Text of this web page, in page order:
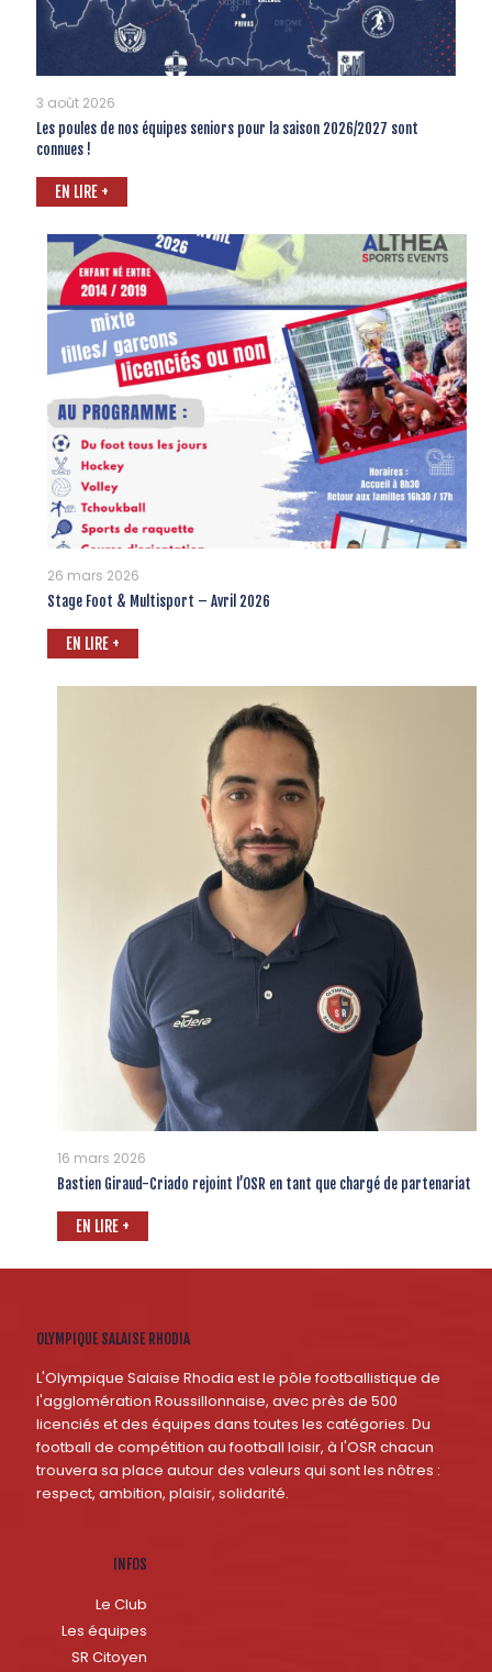
3 août 2026
Les poules de nos équipes seniors pour la saison 2026/2027 sont
connues !
EN LIRE +
26 mars 2026
Stage Foot & Multisport – Avril 2026
EN LIRE +
16 mars 2026
Bastien Giraud-Criado rejoint l’OSR en tant que chargé de partenariat
EN LIRE +
OLYMPIQUE SALAISE RHODIA
L'Olympique Salaise Rhodia est le pôle footballistique de
l'agglomération Roussillonnaise, avec près de 500
licenciés et des équipes dans toutes les catégories. Du
football de compétition au football loisir, à l'OSR chacun
trouvera sa place autour des valeurs qui sont les nôtres :
respect, ambition, plaisir, solidarité.
INFOS
Le Club
Les équipes
SR Citoyen